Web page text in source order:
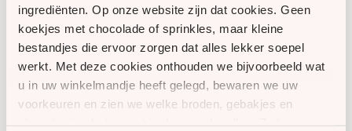
ingrediënten. Op onze website zijn dat cookies. Geen
koekjes met chocolade of sprinkles, maar kleine
bestandjes die ervoor zorgen dat alles lekker soepel
werkt. Met deze cookies onthouden we bijvoorbeeld wat
u in uw winkelmandje heeft gelegd, bewaren we uw
voorkeuren en zien we welke broden, gebakjes en
Een kerstetiket met eigen tekst en logo (geplakt op
het doosje)
Een kerstkaartje met persoonlijke boodschap (los
bijgeleverd)